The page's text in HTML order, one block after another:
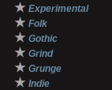
★ Experimental
★ Folk
★ Gothic
★ Grind
★ Grunge
★ Indie